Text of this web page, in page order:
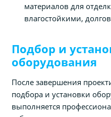
материалов для
влагостойкими,
Подбор и
оборудования
После завершения
подбора и установки
выполняется